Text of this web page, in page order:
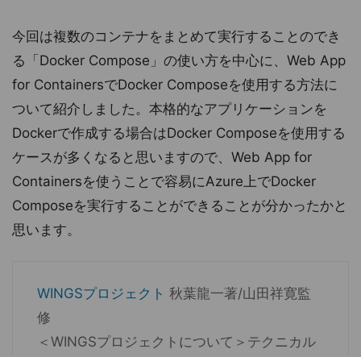
今回は複数のコンテナをまとめて実行することのでき
る「Docker Compose」の使い方を中心に、Web App
for ContainersでDocker Composeを使用する方法に
ついて紹介しました。本格的なアプリケーションを
Dockerで作成する場合はDocker Composeを使用する
ケースが多くなると思いますので、Web App for
Containersを使うことで容易にAzure上でDocker
Composeを実行することができることが分かったかと
思います。
WINGSプロジェクト 秋葉龍一著/山田祥寛監
修
＜WINGSプロジェクトについて＞テクニカル